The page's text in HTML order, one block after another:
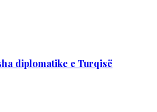
diplomatike e Turqisë